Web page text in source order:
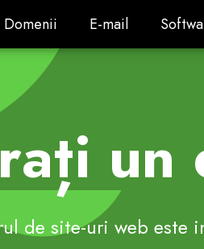
Domenii
Domenii E-mail
E-mail
un
de site-uri web este